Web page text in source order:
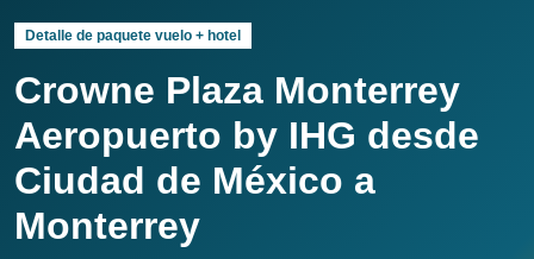
Detalle de paquete vuelo + hotel
Crowne Plaza Monterrey
Aeropuerto by IHG desde
Ciudad de México a
Monterrey